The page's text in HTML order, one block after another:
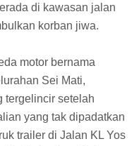
di kawasan jalan
korban jiwa.
motor bernama
Sei Mati,
tergelincir setelah
yang tak dipadatkan
trailer di Jalan KL Yos